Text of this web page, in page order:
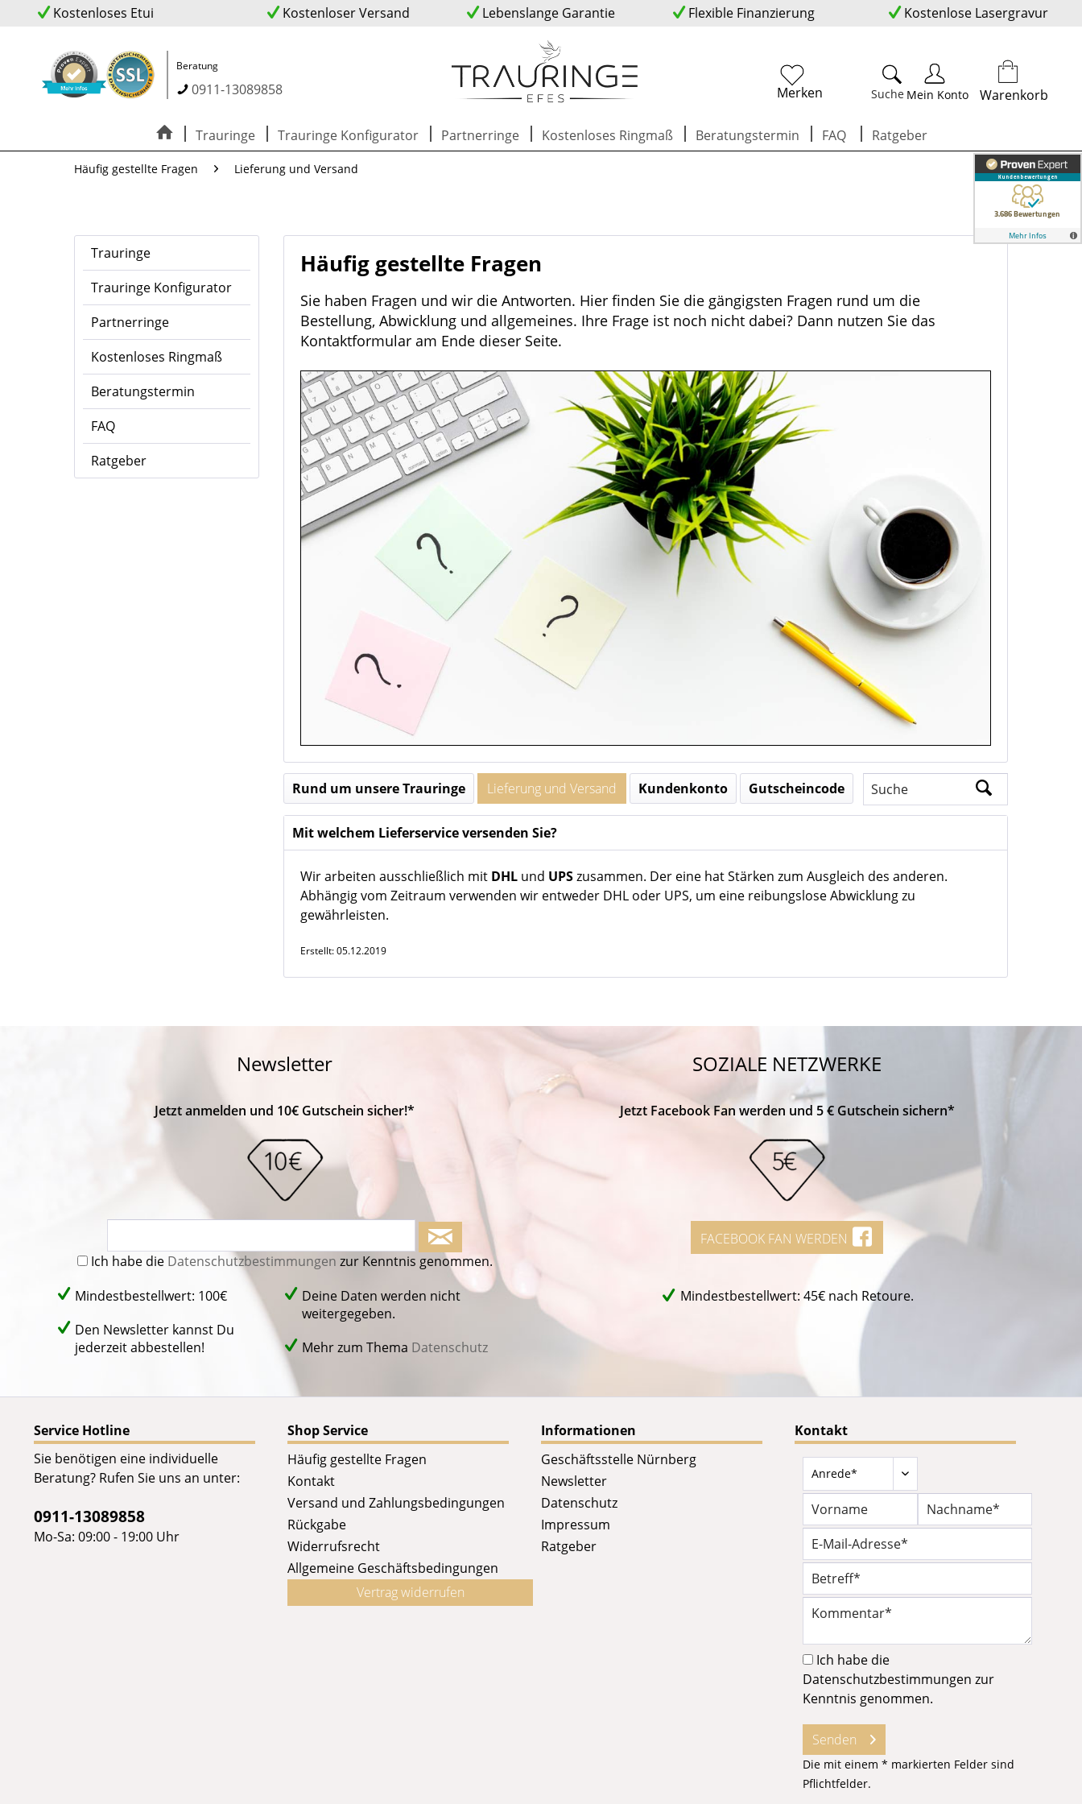
Kostenloses Etui Kostenloser Versand Lebenslange Garantie Flexible Finanzierung Kostenlose Lasergravur
Beratung
0911-13089858 Suche
Merken Mein Konto Warenkorb
Trauringe Trauringe Konfigurator Partnerringe Kostenloses Ringmaß Beratungstermin FAQ Ratgeber
Häufig gestellte Fragen Lieferung und Versand
Trauringe
Trauringe Konfigurator
Partnerringe
Kostenloses Ringmaß
Beratungstermin
FAQ
Ratgeber
Häufig gestellte Fragen
Sie haben Fragen und wir die Antworten. Hier finden Sie die gängigsten Fragen rund um die
Bestellung, Abwicklung und allgemeines. Ihre Frage ist noch nicht dabei? Dann nutzen Sie das
Kontaktformular am Ende dieser Seite.
Rund um unsere Trauringe Lieferung und Versand Kundenkonto Gutscheincode
Mit welchem Lieferservice versenden Sie?
Wir arbeiten ausschließlich mit DHL und UPSzusammen. Der eine hat Stärken zum Ausgleich des anderen.
Abhängig vom Zeitraum verwenden wir entweder DHL oder UPS, um eine reibungslose Abwicklung zu
gewährleisten.
Erstellt:05.12.2019
Newsletter
Jetzt anmelden und 10€ Gutschein sicher!*
Ich habe die Datenschutzbestimmungen zur Kenntnis genommen.
Mindestbestellwert: 100€
Den Newsletter kannst Du
jederzeit abbestellen!
Deine Daten werden nicht
weitergegeben.
Mehr zum Thema Datenschutz
SOZIALE NETZWERKE
Jetzt Facebook Fan werden und 5 € Gutschein sichern*
FACEBOOK FAN WERDEN
Mindestbestellwert: 45€ nach Retoure.
Service Hotline
Sie benötigen eine individuelle
Beratung? Rufen Sie uns an unter:
0911-13089858
Mo-Sa: 09:00 - 19:00 Uhr
Shop Service
Häufig gestellte Fragen
Kontakt
Versand und Zahlungsbedingungen
Rückgabe
Widerrufsrecht
Allgemeine Geschäftsbedingungen
Vertrag widerrufen
Informationen
Geschäftsstelle Nürnberg
Newsletter
Datenschutz
Impressum
Ratgeber
Kontakt
Ich habe die
Datenschutzbestimmungen zur
Kenntnis genommen.
Senden
Die mit einem * markierten Felder sind
Pflichtfelder.